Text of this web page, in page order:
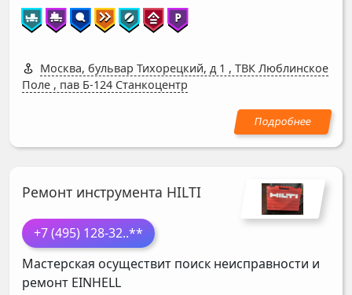
Москва, бульвар Тихорецкий, д 1 , ТВК Люблинское
Поле , пав Б-124 Станкоцентр
Ремонт инструмента HILTI
+7 (495) 128-32..**
Мастерская осуществит поиск неисправности и
ремонт EINHELL